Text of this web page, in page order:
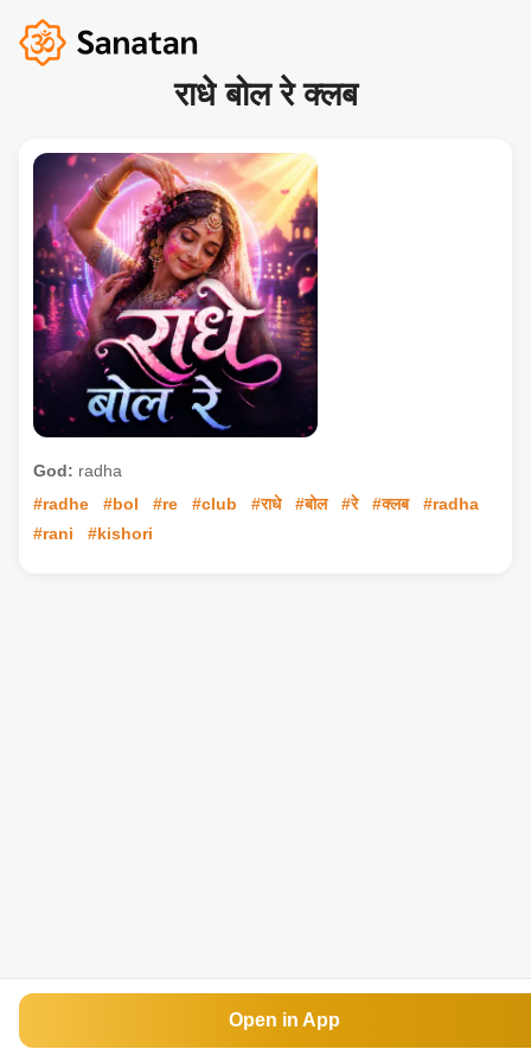
राधे बोल रे क्लब
God: radha
#radhe
#bol #re #club #राधे #बोल #रे #क्लब
#radha
#rani
#kishori
Open in App